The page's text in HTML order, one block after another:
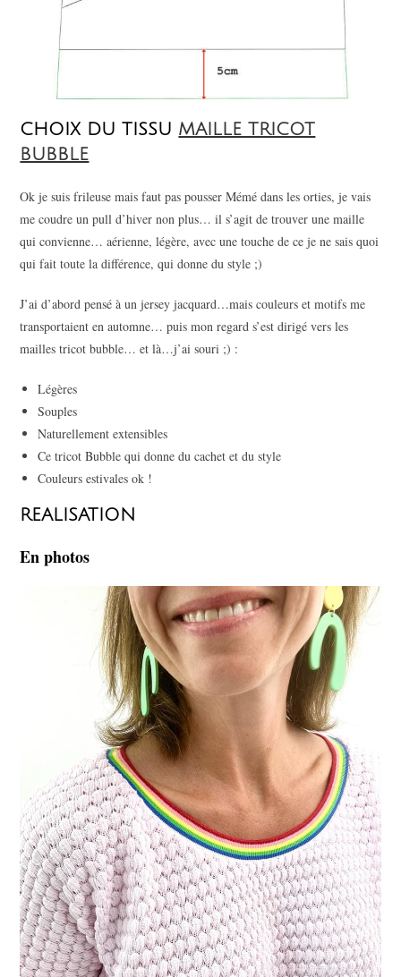
CHOIX DU TISSU MAILLE TRICOT
BUBBLE
Ok je suis frileuse mais faut pas pousser Mémé dans les orties, je vais
me coudre un pull d’hiver non plus… il s’agit de trouver une maille
qui convienne… aérienne, légère, avec une touche de ce je ne sais quoi
qui fait toute la différence, qui donne du style ;)
J’ai d’abord pensé à un jersey jacquard…mais couleurs et motifs me
transportaient en automne… puis mon regard s’est dirigé vers les
mailles tricot bubble… et là…j’ai souri ;) :
Légères
Souples
Naturellement extensibles
Ce tricot Bubble qui donne du cachet et du style
Couleurs estivales ok !
REALISATION
En photos